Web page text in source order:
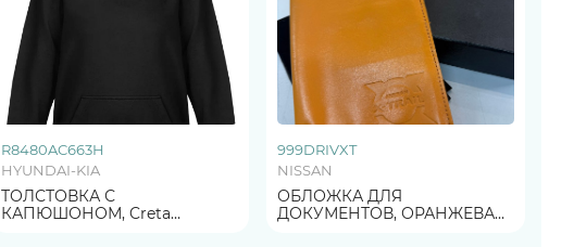
R8480AC663H
HYUNDAI-KIA
ТОЛСТОВКА С
КАПЮШОНОМ, Creta
999DRIVXT
NISSAN
ОБЛОЖКА ДЛЯ
ДОКУМЕНТОВ, ОРАНЖЕВАЯ